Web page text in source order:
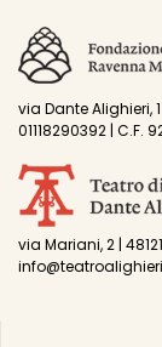
via Dante Alighieri,
01118290392 | C.F.
via Mariani, 2 |